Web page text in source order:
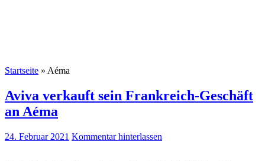
Startseite » Aéma
Aviva verkauft sein Frankreich-Geschäft
an Aéma
24. Februar 2021 Kommentar hinterlassen